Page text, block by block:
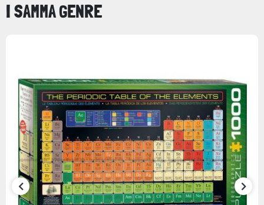
I SAMMA GENRE